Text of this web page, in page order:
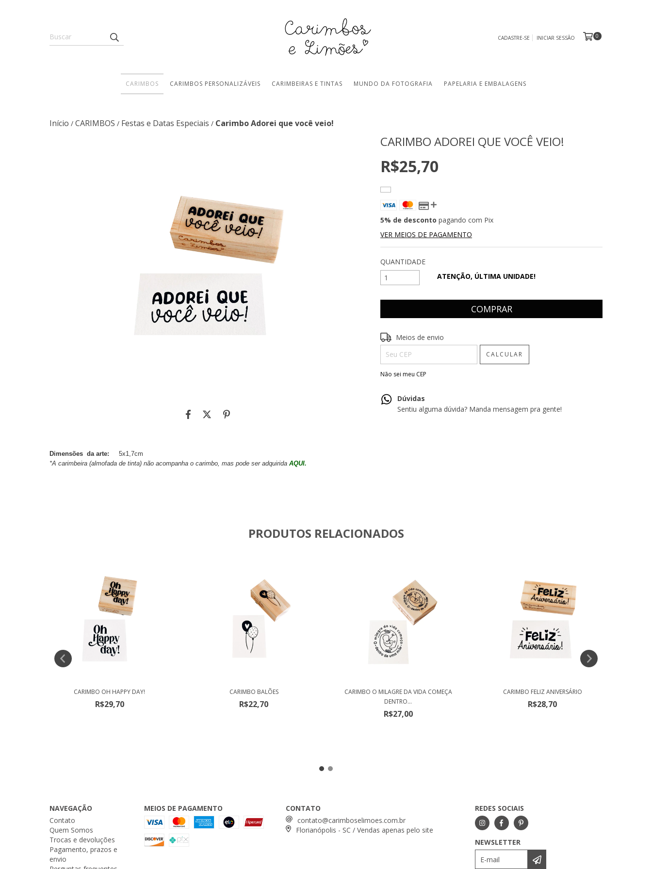
CADASTRE-SE INICIAR SESSÃO 0
CARIMBOS CARIMBOS PERSONALIZÁVEIS CARIMBEIRAS E TINTAS MUNDO DA FOTOGRAFIA PAPELARIA E EMBALAGENS
Início / CARIMBOS / Festas e Datas Especiais / Carimbo Adorei que você veio!
Dimensões da arte:
5x1,7cm
*A carimbeira (almofada de tinta) não acompanha o carimbo, mas pode ser adquirida AQUI.
CARIMBO ADOREI QUE VOCÊ VEIO!
R$25,70
5% de desconto pagando com Pix
VER MEIOS DE PAGAMENTO
QUANTIDADE
ATENÇÃO, ÚLTIMA UNIDADE!
Entregas para o CEP:
Meios de envio
CALCULAR
Não sei meu CEP
Dúvidas
Sentiu alguma dúvida? Manda mensagem pra gente!
PRODUTOS RELACIONADOS
CARIMBO OH HAPPY DAY!
R$29,70
CARIMBO BALÕES
R$22,70
CARIMBO O MILAGRE DA VIDA COMEÇA
DENTRO...
R$27,00
CARIMBO FELIZ ANIVERSÁRIO
R$28,70
NAVEGAÇÃO
Contato
Quem Somos
Trocas e devoluções
Pagamento, prazos e
envio
MEIOS DE PAGAMENTO
CONTATO
contato@carimboselimoes.com.br
Florianópolis - SC / Vendas apenas pelo site
REDES SOCIAIS
NEWSLETTER